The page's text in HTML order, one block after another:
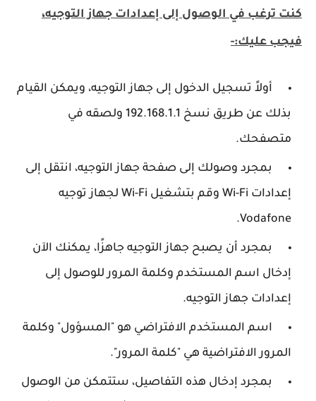
كنت ترغب في الوصول إلى إعدادات جهاز التوجيه،
فيجب عليك:-
أولاً تسجيل الدخول إلى جهاز التوجيه، ويمكن القيام
بذلك عن طريق نسخ 192.168.1.1 ولصقه في
متصفحك.
بمجرد وصولك إلى صفحة جهاز التوجيه، انتقل إلى
إعدادات Wi-Fi وقم بتشغيل Wi-Fi لجهاز توجيه
Vodafone.
بمجرد أن يصبح جهاز التوجيه جاهزًا، يمكنك الآن
إدخال اسم المستخدم وكلمة المرور للوصول إلى
إعدادات جهاز التوجيه.
اسم المستخدم الافتراضي هو "المسؤول" وكلمة
المرور الافتراضية هي "كلمة المرور".
بمجرد إدخال هذه التفاصيل، ستتمكن من الوصول